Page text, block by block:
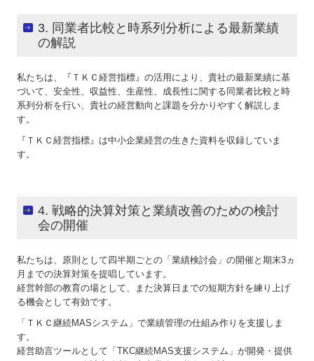
3. 同業者比較と時系列分析による最新業績
の解説
私たちは、『ＴＫＣ経営指標』の活用により、貴社の最新業績に基
づいて、安全性、収益性、生産性、成長性に関する同業者比較と時
系列分析を行い、貴社の経営動向と課題を分かりやすく解説しま
す。
『ＴＫＣ経営指標』は中小企業経営の生きた資料を収録していま
す。
4. 戦略的決算対策と業績改善のための検討
会の開催
私たちは、原則として四半期ごとの「業績検討会」の開催と期末3ヵ
月までの決算対策を提唱しています。
経営幹部の教育の場として、また決算日までの短期方針を練り上げ
る機会として有効です。
「ＴＫＣ継続MASシステム」で業績管理の仕組み作りを支援しま
す。
経営助言ツールとして「TKC継続MAS支援システム」が開発・提供